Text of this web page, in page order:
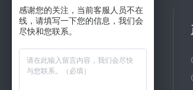
公司简介
新闻动态
感谢您的关注，当前客服人员不在
线，请填写一下您的信息，我们会
尽快和您联系。